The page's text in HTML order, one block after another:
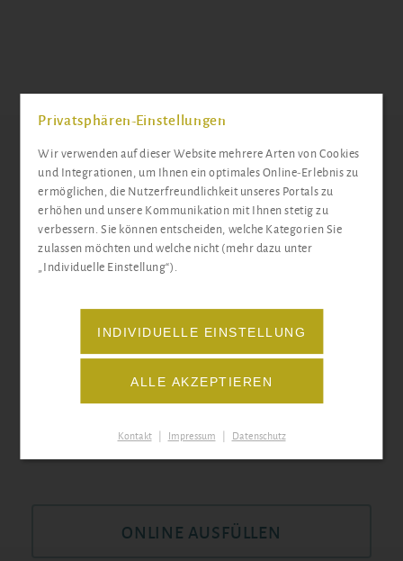
Aufnahmeantrag
ONLINE AUSFÜLLEN
Privatsphären-Einstellungen
Wir verwenden auf dieser Website mehrere Arten von Cookies
und Integrationen, um Ihnen ein optimales Online-Erlebnis zu
ermöglichen, die Nutzerfreundlichkeit unseres Portals zu
erhöhen und unsere Kommunikation mit Ihnen stetig zu
verbessern. Sie können entscheiden, welche Kategorien Sie
zulassen möchten und welche nicht (mehr dazu unter
„Individuelle Einstellung“).
INDIVIDUELLE EINSTELLUNG
ALLE AKZEPTIEREN
Kontakt Impressum Datenschutz